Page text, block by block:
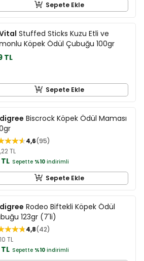
Sepete Ekle
Stuffed Sticks Kuzu Etli ve
Köpek Ödül Çubuğu 100gr
TL
Sepete Ekle
Biscrock Köpek Ödül Maması
4,6 95
TL
Sepette %10 indirimli
Sepete Ekle
Rodeo Biftekli Köpek Ödül
123gr (7'li)
4,8 42
TL
Sepette %10 indirimli